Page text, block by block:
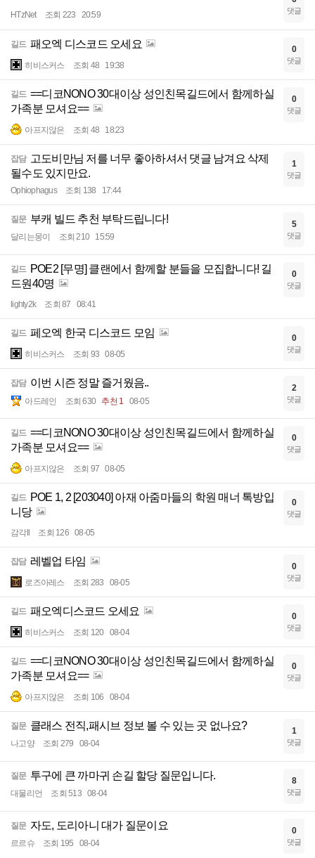
HTzNet 조회 223 20:59 댓글
길드 패오엑 디스코드 오세요
히비스커스 조회 48 19:38
0
댓글
길드 ==디코NONO 30대이상 성인친목길드에서 함께하실
가족분 모셔요==
아프지않은 조회 48 18:23
0
댓글
잡담 고도비만님 저를 너무 좋아하셔서 댓글 남겨요 삭제
될수도 있지만요.
Ophiophagus 조회 138 17:44
1
댓글
질문 부캐 빌드 추천 부탁드립니다!
달리는몽이 조회 210 15:59
5
댓글
길드 POE2 [무명] 클랜에서 함께할 분들을 모집합니다! 길
드원40명
lighty2k 조회 87 08:41
0
댓글
길드 페오엑 한국 디스코드 모임
히비스커스 조회 93 08-05
0
댓글
잡담 이번 시즌 정말 즐거웠음..
아드레인 조회 630 추천 1 08-05
2
댓글
길드 ==디코NONO 30대이상 성인친목길드에서 함께하실
가족분 모셔요==
아프지않은 조회 97 08-05
0
댓글
길드 POE 1, 2 [203040] 아재 아줌마들의 학원 매너 톡방입
니당
감각ll 조회 126 08-05
0
댓글
잡담 레벨업 타임
로즈아레스 조회 283 08-05
0
댓글
길드 패오엑디스코드 오세요
히비스커스 조회 120 08-04
0
댓글
길드 ==디코NONO 30대이상 성인친목길드에서 함께하실
가족분 모셔요==
아프지않은 조회 106 08-04
0
댓글
질문 클래스 전직,패시브 정보 볼 수 있는 곳 없나요?
나고양 조회 279 08-04
1
댓글
질문 투구에 큰 까마귀 손길 할당 질문입니다.
대물리언 조회 513 08-04
8
댓글
질문 자도, 도리아니 대가 질문이요
르르슈 조회 195 08-04
0
댓글